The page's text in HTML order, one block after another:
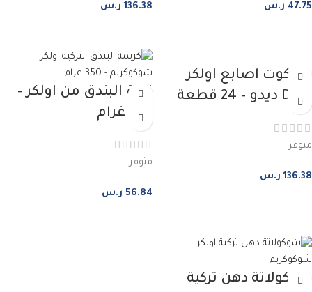
47.75 ر.س 136.38 ر.س
بسكوت اصابع اولكر
Dido ديدو – 24 قطعة
متوفر
136.38 ر.س
زبدة البندق من اولكر –
350 غرام
متوفر
56.84 ر.س
شوكولاتة دهن تركية